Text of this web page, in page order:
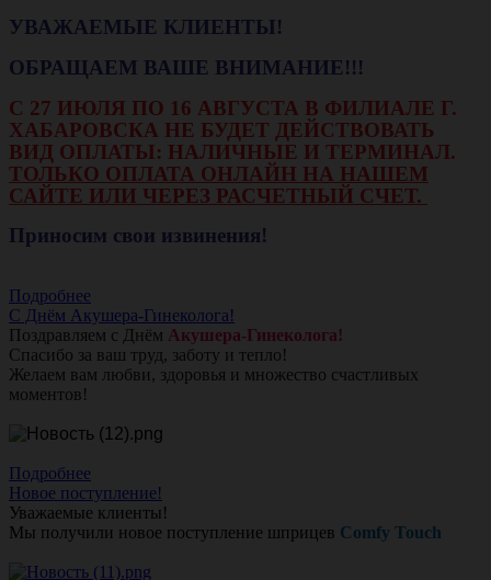
УВАЖАЕМЫЕ КЛИЕНТЫ!
ОБРАЩАЕМ ВАШЕ ВНИМАНИЕ!!!
С 27 ИЮЛЯ ПО 16 АВГУСТА В ФИЛИАЛЕ Г.
ХАБАРОВСКА НЕ БУДЕТ ДЕЙСТВОВАТЬ
ВИД ОПЛАТЫ: НАЛИЧНЫЕ И ТЕРМИНАЛ.
ТОЛЬКО ОПЛАТА ОНЛАЙН НА НАШЕМ
САЙТЕ ИЛИ ЧЕРЕЗ РАСЧЕТНЫЙ СЧЕТ.
Приносим свои извинения!
Подробнее
С Днём Акушера-Гинеколога!
Поздравляем с Днём Акушера-Гинеколога!
Спасибо за ваш труд, заботу и тепло!
Желаем вам любви, здоровья и множество счастливых
моментов!
Подробнее
Новое поступление!
Уважаемые клиенты!
Мы получили новое поступление шприцев Comfy Touch